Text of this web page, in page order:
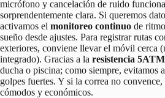
micrófono y cancelación de ruido
sorprendentemente clara. Si queremos
activamos el monitoreo continuo de
sueño desde ajustes. Para registrar rutas
exteriores, conviene llevar el móvil cerca
integrado). Gracias a la resistencia 5ATM
ducha o piscina; como siempre, evitamos
golpes fuertes. Y si la correa no
cómodos y económicos.